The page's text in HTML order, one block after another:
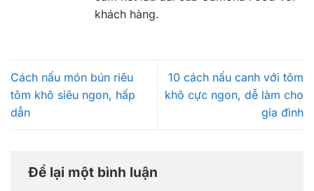
khách hàng.
Cách nấu món bún riêu
tôm khô siêu ngon, hấp
dẫn
10 cách nấu canh với tôm
khô cực ngon, dễ làm cho
gia đình
Để lại một bình luận